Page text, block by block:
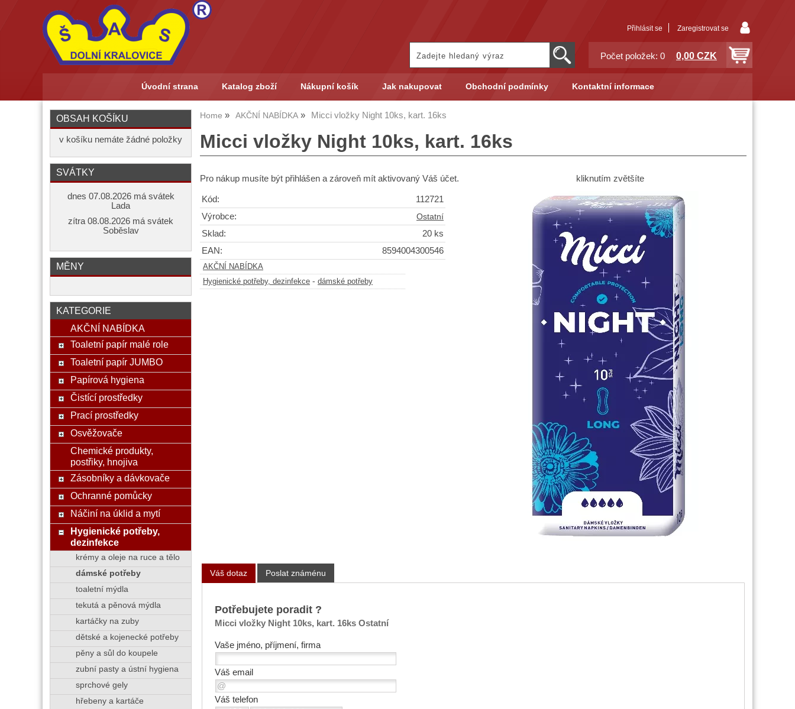
Přihlásit se Zaregistrovat se
Počet položek: 0 0,00 CZK
Úvodní strana Katalog zboží Nákupní košík Jak nakupovat Obchodní podmínky Kontaktní informace
Home AKČNÍ NABÍDKA Micci vložky Night 10ks, kart. 16ks
Micci vložky Night 10ks, kart. 16ks
kliknutím zvětšíte
Pro nákup musíte být přihlášen a zároveň mít aktivovaný Váš účet.
Kód:
112721
Výrobce:
Ostatní
Sklad:
20 ks
EAN:
8594004300546
AKČNÍ NABÍDKA
Hygienické potřeby, dezinfekce - dámské potřeby
Váš dotaz Poslat známénu
Potřebujete poradit ?
Micci vložky Night 10ks, kart. 16ks Ostatní
Vaše jméno, příjmení, firma
Váš email
Váš telefon
OBSAH KOŠÍKU
v košíku nemáte žádné položky
SVÁTKY
dnes 07.08.2026 má svátek
Lada
zítra 08.08.2026 má svátek
Soběslav
MĚNY
KATEGORIE
AKČNÍ NABÍDKA
Toaletní papír malé role
Toaletní papír JUMBO
Papírová hygiena
Čistící prostředky
Prací prostředky
Osvěžovače
Chemické produkty,
postřiky, hnojiva
Zásobníky a dávkovače
Ochranné pomůcky
Náčiní na úklid a mytí
Hygienické potřeby,
dezinfekce
krémy a oleje na ruce a tělo
dámské potřeby
toaletní mýdla
tekutá a pěnová mýdla
kartáčky na zuby
dětské a kojenecké potřeby
pěny a sůl do koupele
zubní pasty a ústní hygiena
sprchové gely
hřebeny a kartáče